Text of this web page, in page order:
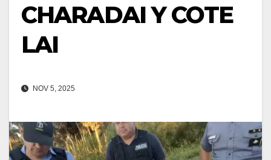
CHARADAI Y COTE
LAI
NOV 5, 2025